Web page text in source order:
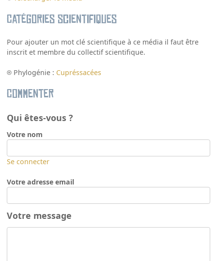
Catégories scientifiques
Pour ajouter un mot clé scientifique à ce média il faut être
inscrit et membre du collectif scientifique.
Phylogénie : Cupréssacées
Commenter
Qui êtes-vous ?
Votre nom
Se connecter
Votre adresse email
Votre message